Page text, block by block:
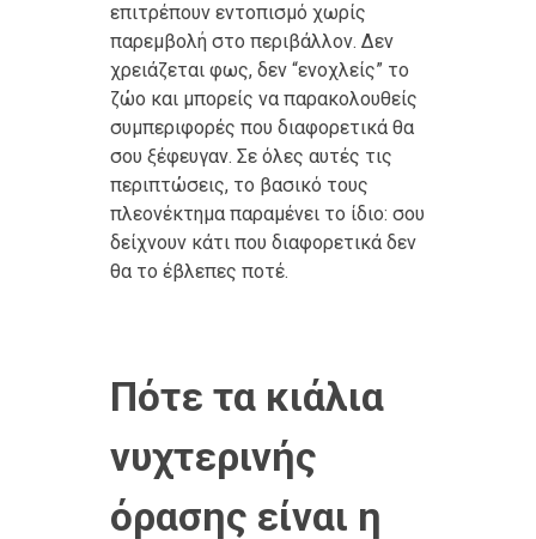
επιτρέπουν εντοπισμό χωρίς
παρεμβολή στο περιβάλλον. Δεν
χρειάζεται φως, δεν “ενοχλείς” το
ζώο και μπορείς να παρακολουθείς
συμπεριφορές που διαφορετικά θα
σου ξέφευγαν. Σε όλες αυτές τις
περιπτώσεις, το βασικό τους
πλεονέκτημα παραμένει το ίδιο: σου
δείχνουν κάτι που διαφορετικά δεν
θα το έβλεπες ποτέ.
Πότε τα κιάλια
νυχτερινής
όρασης είναι η